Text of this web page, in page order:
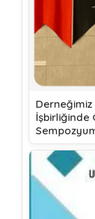
Derneğimiz
İşbirliğinde